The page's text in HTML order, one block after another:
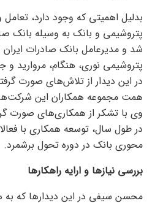
بدلیل اهمیتی که وجود دارد،
پتروشیمی و بانک به وسیله بانک
شد و مدیرعامل بانک صادرات
پتروشیمی نوری، هنگام، مروارید
در این دیدار از تلاش‌های صورت
همت مجموعه همکاران این
وی با تشکر از همکاری‌های صورت
در طول سال، توسعه همکاری با
محوری بانک در دوره تحول برشمرد.
بررسی نیاز‌ها و ارایه راهکار‌ها
محسن سیفی در این دیدار‌ها که به